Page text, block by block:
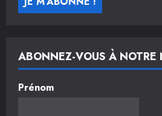
ABONNEZ-VOUS À NOTRE
Prénom